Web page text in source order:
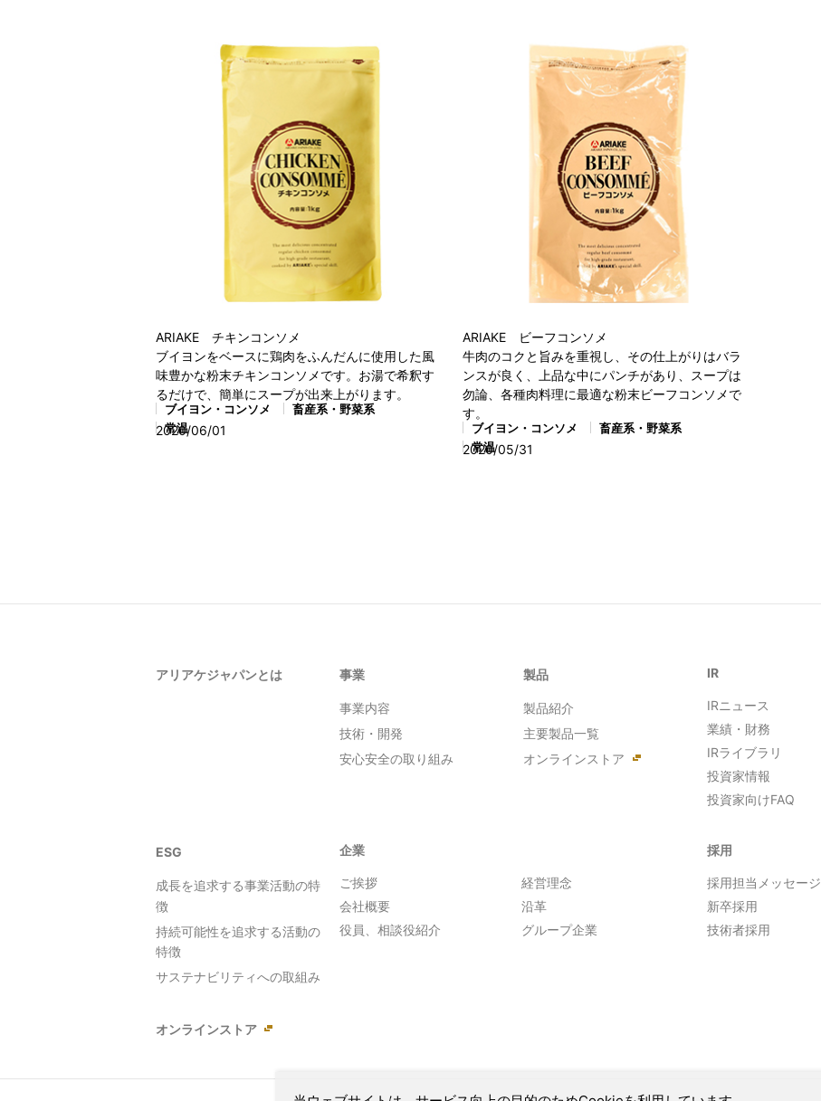
2020/06/01
ブイヨン・コンソメ
畜産系・野菜系
常温
ARIAKE チキンコンソメ
ブイヨンをベースに鶏肉をふんだんに使用した風
味豊かな粉末チキンコンソメです。お湯で希釈す
るだけで、簡単にスープが出来上がります。
2020/05/31
ブイヨン・コンソメ
畜産系・野菜系
常温
ARIAKE ビーフコンソメ
牛肉のコクと旨みを重視し、その仕上がりはバラ
ンスが良く、上品な中にパンチがあり、スープは
勿論、各種肉料理に最適な粉末ビーフコンソメで
す。
アリアケジャパンとは 事業
事業内容
技術・開発
安心安全の取り組み
製品
製品紹介
主要製品一覧
オンラインストア
IR
IRニュース
業績・財務
IRライブラリ
投資家情報
投資家向けFAQ
ESG
成長を追求する事業活動の特
徴
持続可能性を追求する活動の
特徴
サステナビリティへの取組み
企業
ご挨拶
経営理念
会社概要
沿革
役員、相談役紹介
グループ企業
採用
採用担当メッセージ
新卒採用
技術者採用
オンラインストア